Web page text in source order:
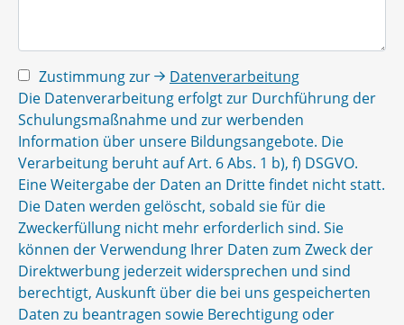
Zustimmung zur
Datenverarbeitung
Die Datenverarbeitung erfolgt zur Durchführung der
Schulungsmaßnahme und zur werbenden
Information über unsere Bildungsangebote. Die
Verarbeitung beruht auf Art. 6 Abs. 1 b), f) DSGVO.
Eine Weitergabe der Daten an Dritte findet nicht statt.
Die Daten werden gelöscht, sobald sie für die
Zweckerfüllung nicht mehr erforderlich sind. Sie
können der Verwendung Ihrer Daten zum Zweck der
Direktwerbung jederzeit widersprechen und sind
berechtigt, Auskunft über die bei uns gespeicherten
Daten zu beantragen sowie Berechtigung oder